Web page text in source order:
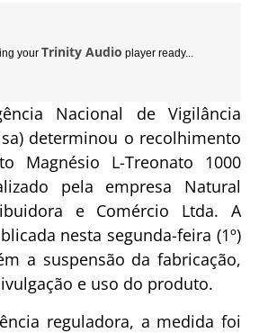
your Trinity Audio player ready...
Nacional de Vigilância
determinou o recolhimento
Magnésio L-Treonato 1000
pela empresa Natural
e Comércio Ltda. A
nesta segunda-feira (1º)
a suspensão da fabricação,
e uso do produto.
reguladora, a medida foi